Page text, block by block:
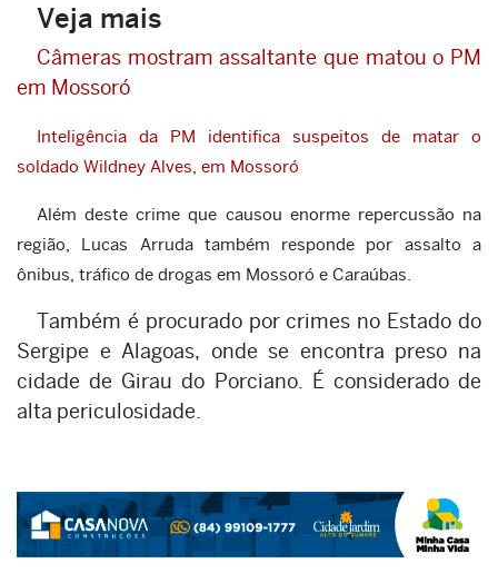
Veja mais
Câmeras mostram assaltante que matou o PM
em Mossoró
Inteligência da PM identifica suspeitos de matar o
soldado Wildney Alves, em Mossoró
Além deste crime que causou enorme repercussão na
região, Lucas Arruda também responde por assalto a
ônibus, tráfico de drogas em Mossoró e Caraúbas.
Também é procurado por crimes no Estado do
Sergipe e Alagoas, onde se encontra preso na
cidade de Girau do Porciano. É considerado de
alta periculosidade.